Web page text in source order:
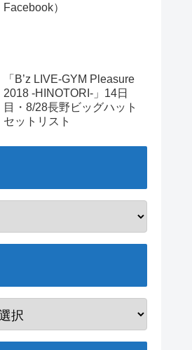
Facebook）
「B’z LIVE-GYM Pleasure
2018 -HINOTORI-」14日
目・8/28長野ビッグハット
セットリスト